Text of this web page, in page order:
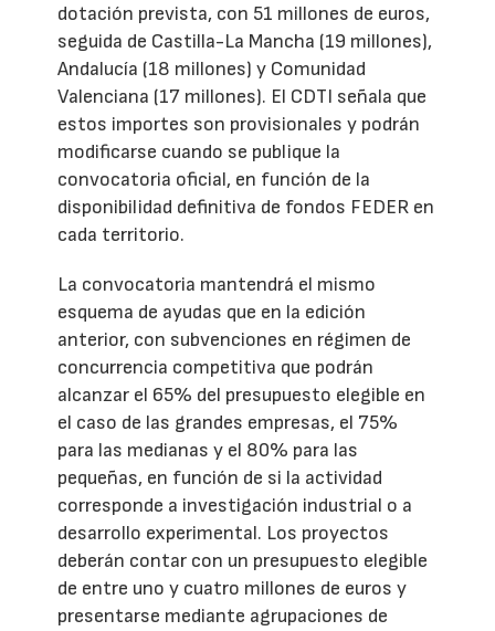
dotación prevista, con 51 millones de euros,
seguida de Castilla-La Mancha (19 millones),
Andalucía (18 millones) y Comunidad
Valenciana (17 millones). El CDTI señala que
estos importes son provisionales y podrán
modificarse cuando se publique la
convocatoria oficial, en función de la
disponibilidad definitiva de fondos FEDER en
cada territorio.
La convocatoria mantendrá el mismo
esquema de ayudas que en la edición
anterior, con subvenciones en régimen de
concurrencia competitiva que podrán
alcanzar el 65% del presupuesto elegible en
el caso de las grandes empresas, el 75%
para las medianas y el 80% para las
pequeñas, en función de si la actividad
corresponde a investigación industrial o a
desarrollo experimental. Los proyectos
deberán contar con un presupuesto elegible
de entre uno y cuatro millones de euros y
presentarse mediante agrupaciones de